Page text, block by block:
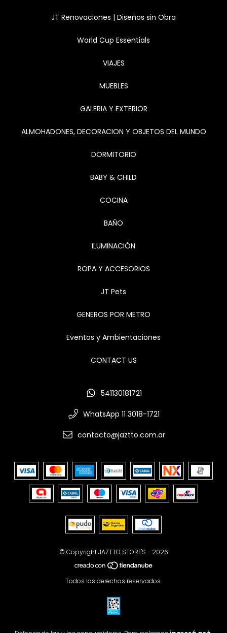
JT Renovaciones | Diseños sin Obra
World Cup Essentials
VIAJES
MUEBLES
GALERIA Y EXTERIOR
ALMOHADONES, DECORACION Y OBJETOS DEL MUNDO
DORMITORIO
BABY & CHILD
COCINA
BAÑO
ILUMINACIÓN
ROPA Y ACCESORIOS
JT Pets
GENEROS POR METRO
Eventos y Ambientaciones
CONTACT US
541130181721
WhatsApp 11 3018-1721
contacto@jaztto.com.ar
© Copyright JAZTTO STORE'S - 2026
Todos los derechos reservados.